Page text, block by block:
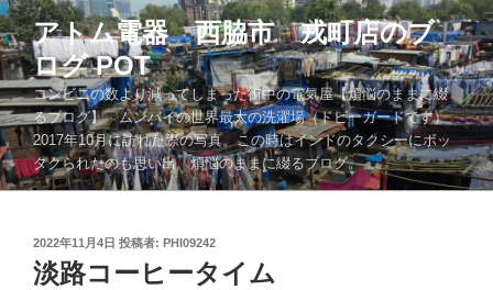
コ
ン
テ
ン
ツ
へ
ス
キ
アトム電器 西脇市 戎町店のブ
ログ POT
コンビニの数より減ってしまった街中の電気屋【煩悩のままに綴
るブログ】 ムンバイの世界最大の洗濯場（ドビーガードです）
2017年10月に訪れた際の写真。この時はインドのタクシーにボッ
タクられたのも思い出。煩悩のままに綴るブログ。。。
投
稿
日:
2022年11月4日 投稿者: PHI09242
淡路コーヒータイム